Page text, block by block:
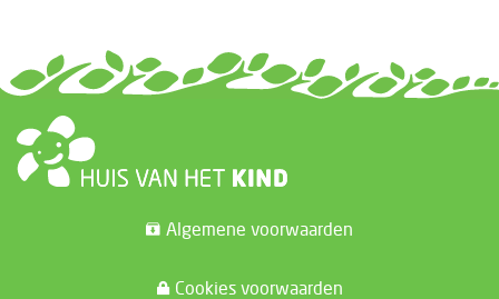
Algemene voorwaarden
Cookies voorwaarden